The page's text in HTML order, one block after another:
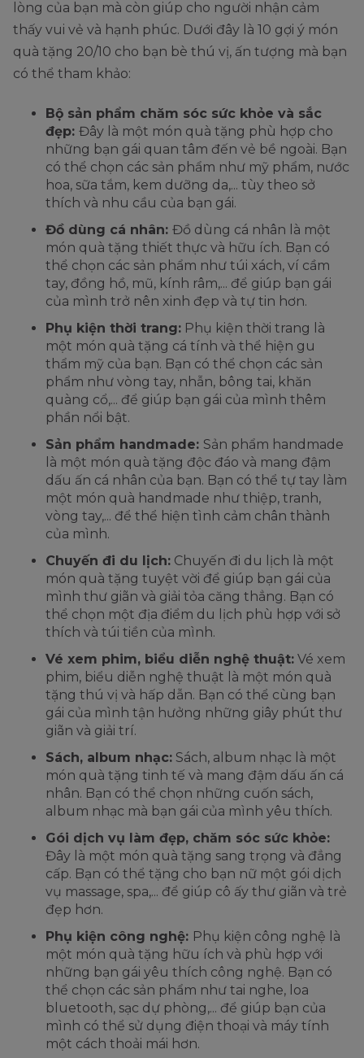
lòng của bạn mà còn giúp cho người nhận cảm
thấy vui vẻ và hạnh phúc. Dưới đây là 10 gợi ý món
quà tặng 20/10 cho bạn bè thú vị, ấn tượng mà bạn
có thể tham khảo:
Bộ sản phẩm chăm sóc sức khỏe và sắc
đẹp: Đây là một món quà tặng phù hợp cho
những bạn gái quan tâm đến vẻ bề ngoài. Bạn
có thể chọn các sản phẩm như mỹ phẩm, nước
hoa, sữa tắm, kem dưỡng da,... tùy theo sở
thích và nhu cầu của bạn gái.
Đồ dùng cá nhân: Đồ dùng cá nhân là một
món quà tặng thiết thực và hữu ích. Bạn có
thể chọn các sản phẩm như túi xách, ví cầm
tay, đồng hồ, mũ, kính râm,... để giúp bạn gái
của mình trở nên xinh đẹp và tự tin hơn.
Phụ kiện thời trang: Phụ kiện thời trang là
một món quà tặng cá tính và thể hiện gu
thẩm mỹ của bạn. Bạn có thể chọn các sản
phẩm như vòng tay, nhẫn, bông tai, khăn
quàng cổ,... để giúp bạn gái của mình thêm
phần nổi bật.
Sản phẩm handmade: Sản phẩm handmade
là một món quà tặng độc đáo và mang đậm
dấu ấn cá nhân của bạn. Bạn có thể tự tay làm
một món quà handmade như thiệp, tranh,
vòng tay,... để thể hiện tình cảm chân thành
của mình.
Chuyến đi du lịch: Chuyến đi du lịch là một
món quà tặng tuyệt vời để giúp bạn gái của
mình thư giãn và giải tỏa căng thẳng. Bạn có
thể chọn một địa điểm du lịch phù hợp với sở
thích và túi tiền của mình.
Vé xem phim, biểu diễn nghệ thuật: Vé xem
phim, biểu diễn nghệ thuật là một món quà
tặng thú vị và hấp dẫn. Bạn có thể cùng bạn
gái của mình tận hưởng những giây phút thư
giãn và giải trí.
Sách, album nhạc: Sách, album nhạc là một
món quà tặng tinh tế và mang đậm dấu ấn cá
nhân. Bạn có thể chọn những cuốn sách,
album nhạc mà bạn gái của mình yêu thích.
Gói dịch vụ làm đẹp, chăm sóc sức khỏe:
Đây là một món quà tặng sang trọng và đẳng
cấp. Bạn có thể tặng cho bạn nữ một gói dịch
vụ massage, spa,... để giúp cô ấy thư giãn và trẻ
đẹp hơn.
Phụ kiện công nghệ: Phụ kiện công nghệ là
một món quà tặng hữu ích và phù hợp với
những bạn gái yêu thích công nghệ. Bạn có
thể chọn các sản phẩm như tai nghe, loa
bluetooth, sạc dự phòng,... để giúp bạn của
mình có thể sử dụng điện thoại và máy tính
một cách thoải mái hơn.